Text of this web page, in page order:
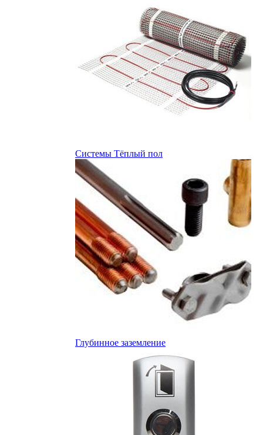
Системы Тёплый пол
Глубинное заземление